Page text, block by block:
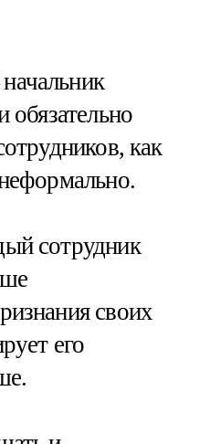
обязательно
как
сотрудник
своих
его